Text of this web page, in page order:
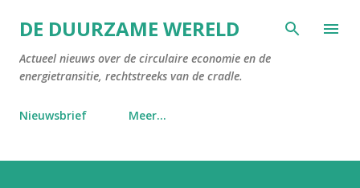
Doorgaan naar hoofdcontent
DE DUURZAME WERELD
Actueel nieuws over de circulaire economie en de
energietransitie, rechtstreeks van de cradle.
Nieuwsbrief Meer…